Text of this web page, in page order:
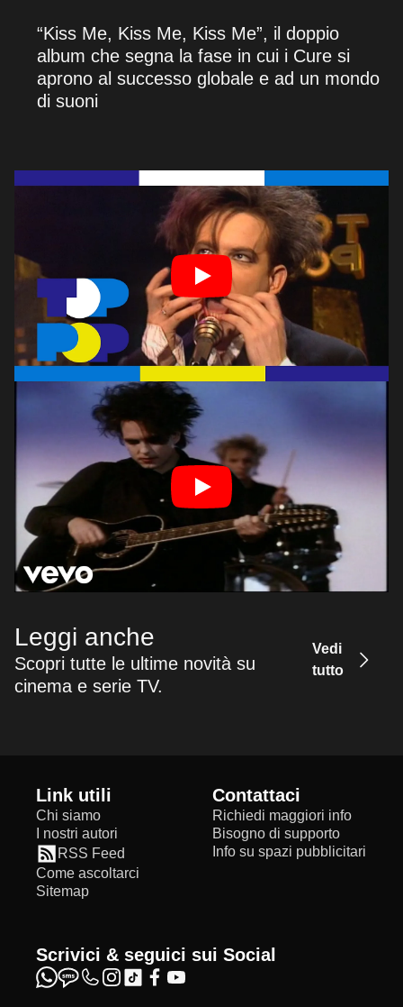
“Kiss Me, Kiss Me, Kiss Me”, il doppio
album che segna la fase in cui i Cure si
aprono al successo globale e ad un mondo
di suoni
Leggi anche
Scopri tutte le ultime novità su
cinema e serie TV.
Vedi
tutto
Link utili
Chi siamo
I nostri autori
RSS Feed
Come ascoltarci
Sitemap
Contattaci
Richiedi maggiori info
Bisogno di supporto
Info su spazi pubblicitari
Scrivici & seguici sui Social